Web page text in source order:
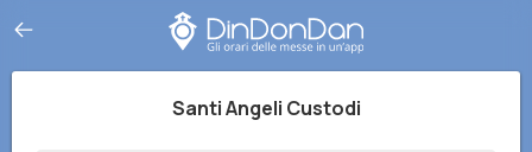
Santi Angeli Custodi